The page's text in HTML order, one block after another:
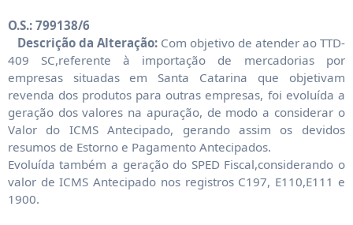
O.S.: 799138/6
Descrição da Alteração:Com objetivo de atender ao TTD-
409 SC,referente à importação de mercadorias por
empresas situadas em Santa Catarina que objetivam
revenda dos produtos para outras empresas, foi evoluída a
geração dos valores na apuração, de modo a considerar o
Valor do ICMS Antecipado, gerando assim os devidos
resumos de Estorno e Pagamento Antecipados.
Evoluída também a geração do SPED Fiscal,considerando o
valor de ICMS Antecipado nos registros C197, E110,E111 e
1900.